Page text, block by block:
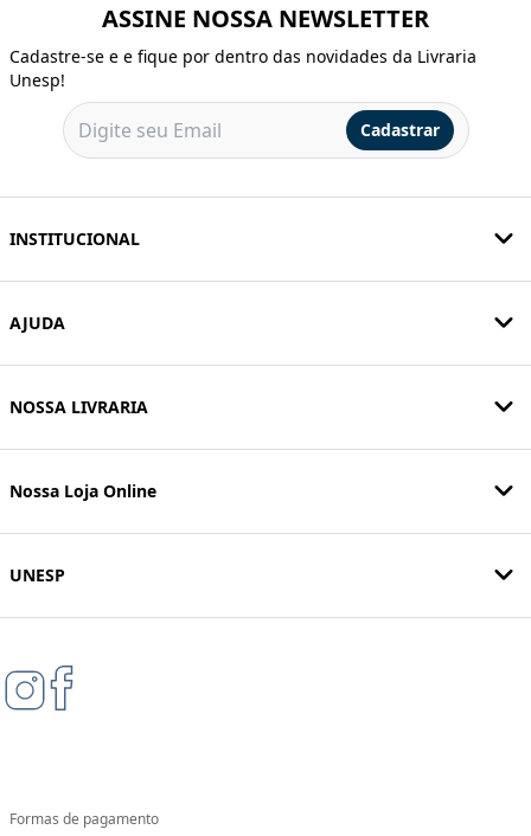
ASSINE NOSSA NEWSLETTER
Cadastre-se e e fique por dentro das novidades da Livraria
Unesp!
Cadastrar
INSTITUCIONAL
AJUDA
NOSSA LIVRARIA
Nossa Loja Online
UNESP
Formas de pagamento